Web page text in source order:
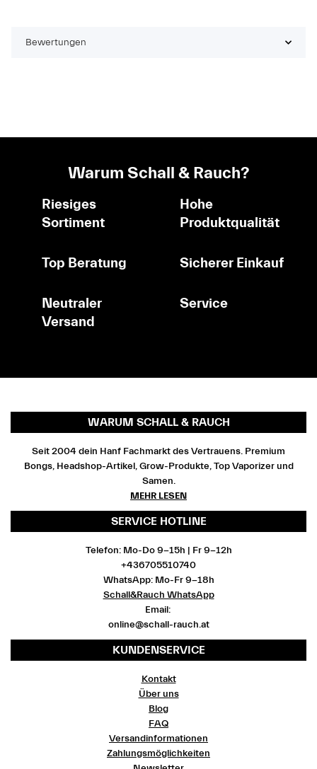
Bewertungen
Warum Schall & Rauch?
Riesiges
Sortiment
Hohe
Produktqualität
Top Beratung Sicherer Einkauf
Neutraler
Versand
Service
WARUM SCHALL & RAUCH
Seit 2004 dein Hanf Fachmarkt des Vertrauens. Premium
Bongs, Headshop-Artikel, Grow-Produkte, Top Vaporizer und
Samen.
MEHR LESEN
SERVICE HOTLINE
Telefon: Mo-Do 9-15h | Fr 9-12h
+436705510740
WhatsApp: Mo-Fr 9-18h
Schall&Rauch WhatsApp
Email:
online@schall-rauch.at
KUNDENSERVICE
Kontakt
Über uns
Blog
FAQ
Versandinformationen
Zahlungsmöglichkeiten